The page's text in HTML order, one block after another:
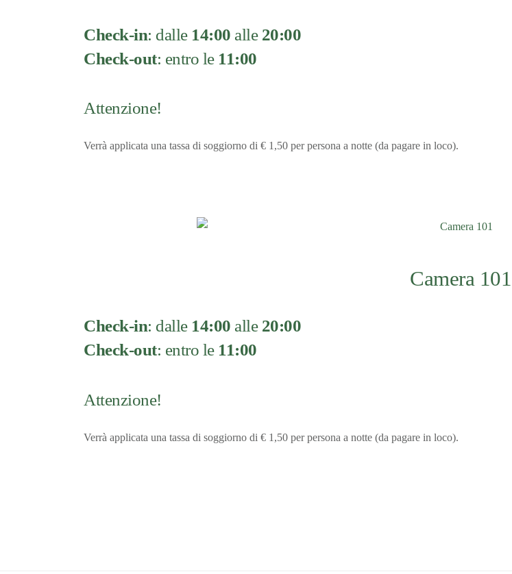
Check-in: dalle 14:00 alle 20:00
Check-out: entro le 11:00
Attenzione!
Verrà applicata una tassa di soggiorno di € 1,50 per persona a notte (da pagare in loco).
Camera 101
Check-in: dalle 14:00 alle 20:00
Check-out: entro le 11:00
Attenzione!
Verrà applicata una tassa di soggiorno di € 1,50 per persona a notte (da pagare in loco).